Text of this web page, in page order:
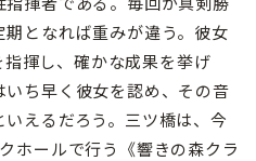
となれば重みが違う。彼女
揮し、確かな成果を挙げ
ち早く彼女を認め、その音
えるだろう。三ツ橋は、今
ホールで行う《響きの森クラ